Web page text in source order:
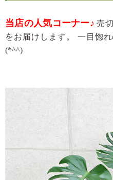
当店の人気コーナー♪ 売
をお届けします。
一目惚
(*^^)